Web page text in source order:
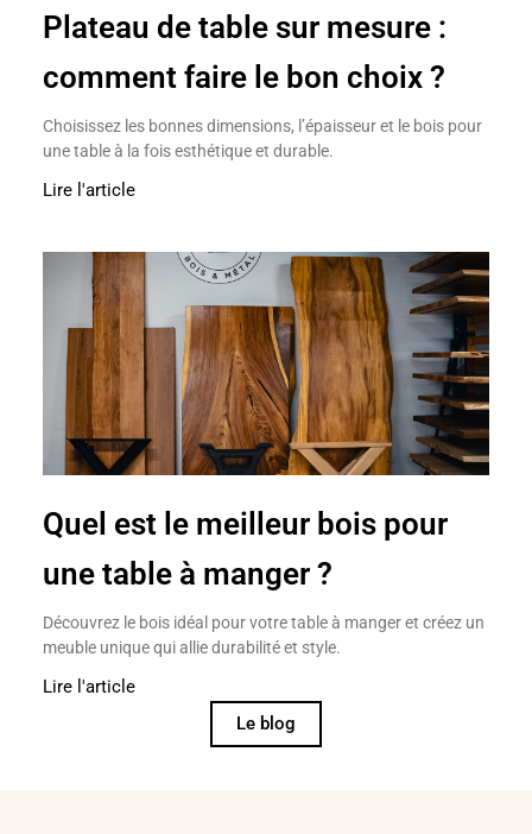
Plateau de table sur mesure :
comment faire le bon choix ?
Choisissez les bonnes dimensions, l’épaisseur et le bois pour
une table à la fois esthétique et durable.
Lire l'article
Quel est le meilleur bois pour
une table à manger ?
Découvrez le bois idéal pour votre table à manger et créez un
meuble unique qui allie durabilité et style.
Lire l'article
Le blog